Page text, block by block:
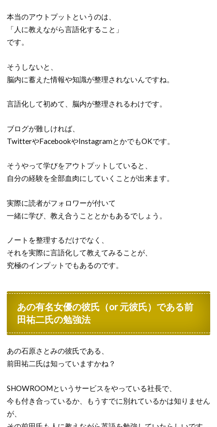
本当のアウトプットというのは、
「人に教えながら言語化すること」
です。
そうしないと、
脳内に蓄えた情報や知識が整理されないんですね。
言語化して初めて、脳内が整理されるわけです。
ブログが難しければ、
TwitterやFacebookやInstagramとかでもOKです。
そうやって学びをアウトプットしていると、
自分の経験を全部血肉にしていくことが出来ます。
実際に読者がフォロワーが付いて
一緒に学び、教え合うこととかもあるでしょう。
ノートを整理するだけでなく、
それを実際に言語化して教えてみることが、
究極のインプットでもあるのです。
あの有名女優の彼氏（or 元彼氏）である前
田祐二氏の勉強法
あの石原さとみの彼氏である、
前田祐二氏は知っていますかね？
SHOWROOMというサービスをやっている社長で、
今も付き合っているか、もうすでに別れているかは知りません
が、